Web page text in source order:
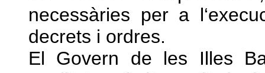
necessàries per a
decrets i ordres.
El Govern de les Illes